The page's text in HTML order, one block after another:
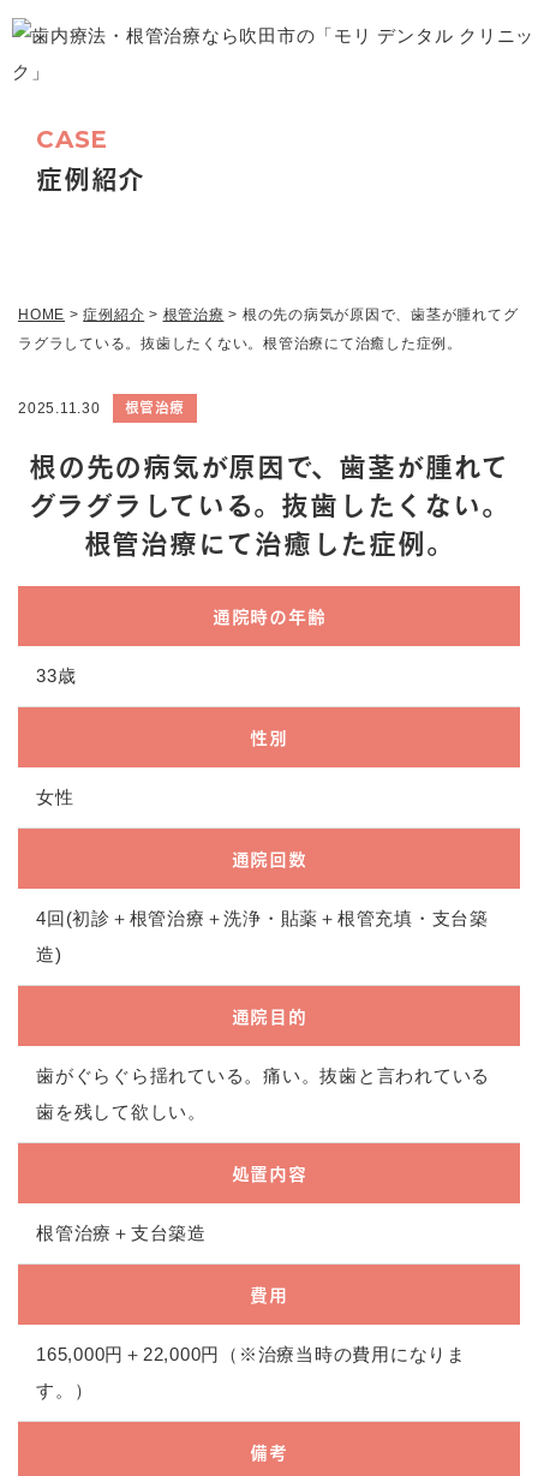
CASE
症例紹介
HOME >症例紹介 > 根管治療 > 根の先の病気が原因で、歯茎が腫れてグ
ラグラしている。抜歯したくない。根管治療にて治癒した症例。
2025.11.30 根管治療
根の先の病気が原因で、歯茎が腫れて
グラグラしている。抜歯したくない。
根管治療にて治癒した症例。
通院時の年齢
33歳
性別
女性
通院回数
4回(初診＋根管治療＋洗浄・貼薬＋根管充填・支台築
造)
通院目的
歯がぐらぐら揺れている。痛い。抜歯と言われている
歯を残して欲しい。
処置内容
根管治療＋支台築造
費用
165,000円＋22,000円（※治療当時の費用になりま
す。）
備考